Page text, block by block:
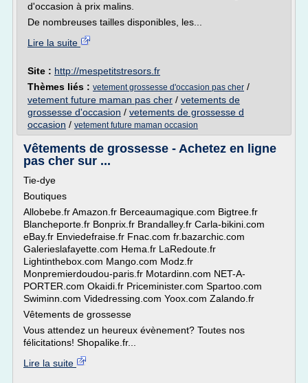
d'occasion à prix malins.
De nombreuses tailles disponibles, les...
Lire la suite
Site : http://mespetitstresors.fr
Thèmes liés : vetement grossesse d'occasion pas cher /
vetement future maman pas cher / vetements de
grossesse d'occasion / vetements de grossesse d
occasion / vetement future maman occasion
Vêtements de grossesse - Achetez en ligne
pas cher sur ...
Tie-dye
Boutiques
Allobebe.fr Amazon.fr Berceaumagique.com Bigtree.fr
Blancheporte.fr Bonprix.fr Brandalley.fr Carla-bikini.com
eBay.fr Enviedefraise.fr Fnac.com fr.bazarchic.com
Galerieslafayette.com Hema.fr LaRedoute.fr
Lightinthebox.com Mango.com Modz.fr
Monpremierdoudou-paris.fr Motardinn.com NET-A-
PORTER.com Okaidi.fr Priceminister.com Spartoo.com
Swiminn.com Videdressing.com Yoox.com Zalando.fr
Vêtements de grossesse
Vous attendez un heureux évènement? Toutes nos
félicitations! Shopalike.fr...
Lire la suite